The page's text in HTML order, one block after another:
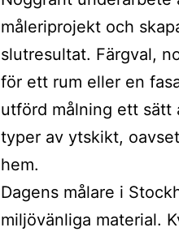
måleriprojekt och
slutresultat. Färgval,
för ett rum eller en
utförd målning ett sätt
typer av ytskikt,
hem.
Dagens målare i
miljövänliga material.